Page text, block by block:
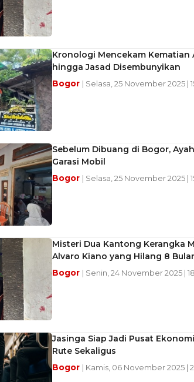
Kronologi Mencekam Kematian
hingga Jasad Disembunyikan
Bogor | Selasa, 25 November 2025 |
Sebelum Dibuang di Bogor,
Garasi Mobil
Bogor | Selasa, 25 November 2025 |
Misteri Dua Kantong Kerangka
Alvaro Kiano yang Hilang 8
Bogor | Senin, 24 November 2025 |
Jasinga Siap Jadi Pusat
Rute Sekaligus
Bogor | Kamis, 06 November 2025 |